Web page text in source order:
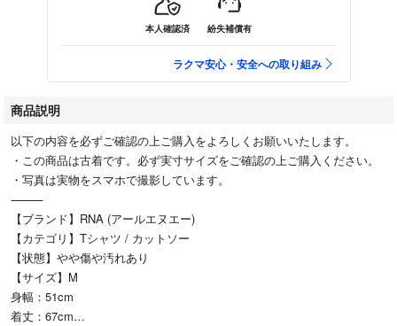
本人確認済 紛失補償有
ラクマ安心・安全への取り組み
商品説明
以下の内容を必ずご確認の上ご購入をよろしくお願いいたします。
・この商品は古着です。必ず実寸サイズをご確認の上ご購入ください。
・写真は実物をスマホで撮影しています。
⸻
【ブランド】RNA (アールエヌエー)
【カテゴリ】Tシャツ / カットソー
【状態】やや傷や汚れあり
【サイズ】M
身幅：51cm
着丈：67cm